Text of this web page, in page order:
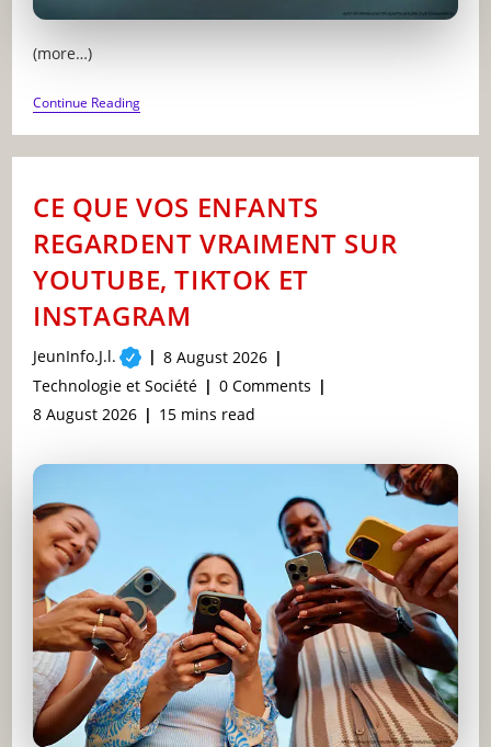
(more…)
Continue ReadingL’IMPACT
DES
ÉCRANS
SUR
SCOLAIRE
ENFANTS
CE QUE VOS ENFANTS
REGARDENT VRAIMENT SUR
YOUTUBE, TIKTOK ET
INSTAGRAM
Post
author:
JeunInfo.J.l.
Post
published:
8 August 2026
Post
category:
Technologie et Société
Post
comments:
0 Comments
Post
modified:
8 August 2026
Reading
15 mins read